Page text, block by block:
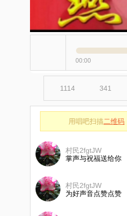
00:00
1114 341
用唱吧扫描二维码
村民2fgtJW
掌声与祝福送给你
村民2fgtJW
为好声音点赞点赞